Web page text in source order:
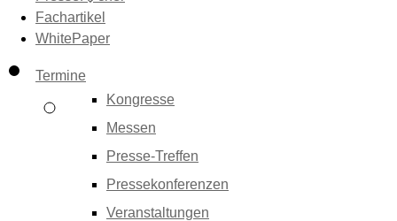
Fachartikel
WhitePaper
Termine
Kongresse
Messen
Presse-Treffen
Pressekonferenzen
Veranstaltungen